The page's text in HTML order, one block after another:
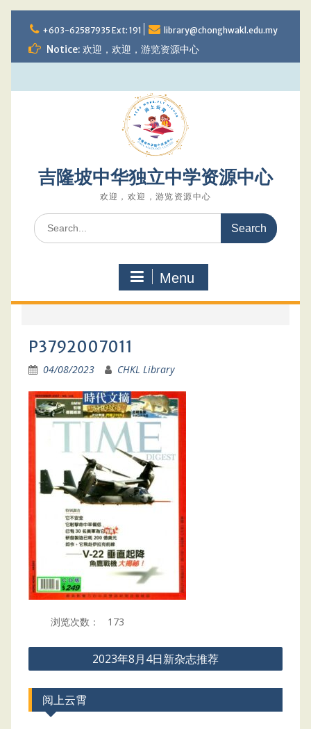
to
content
+603-62587935 Ext: 191 library@chonghwakl.edu.my
Notice: 欢迎，欢迎，游览资源中心
吉隆坡中华独立中学资源中心
欢迎，欢迎，游览资源中心
Search
for:
Menu
P3792007011
04/08/2023 CHKL Library
浏览次数： 173
Post
navigation
2023年8月4日新杂志推荐
阅上云霄